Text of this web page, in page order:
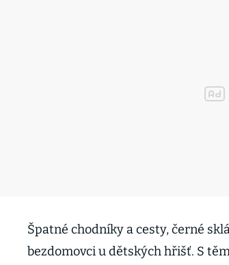
Špatné chodníky a cesty, černé
bezdomovci u dětských hřišť. S